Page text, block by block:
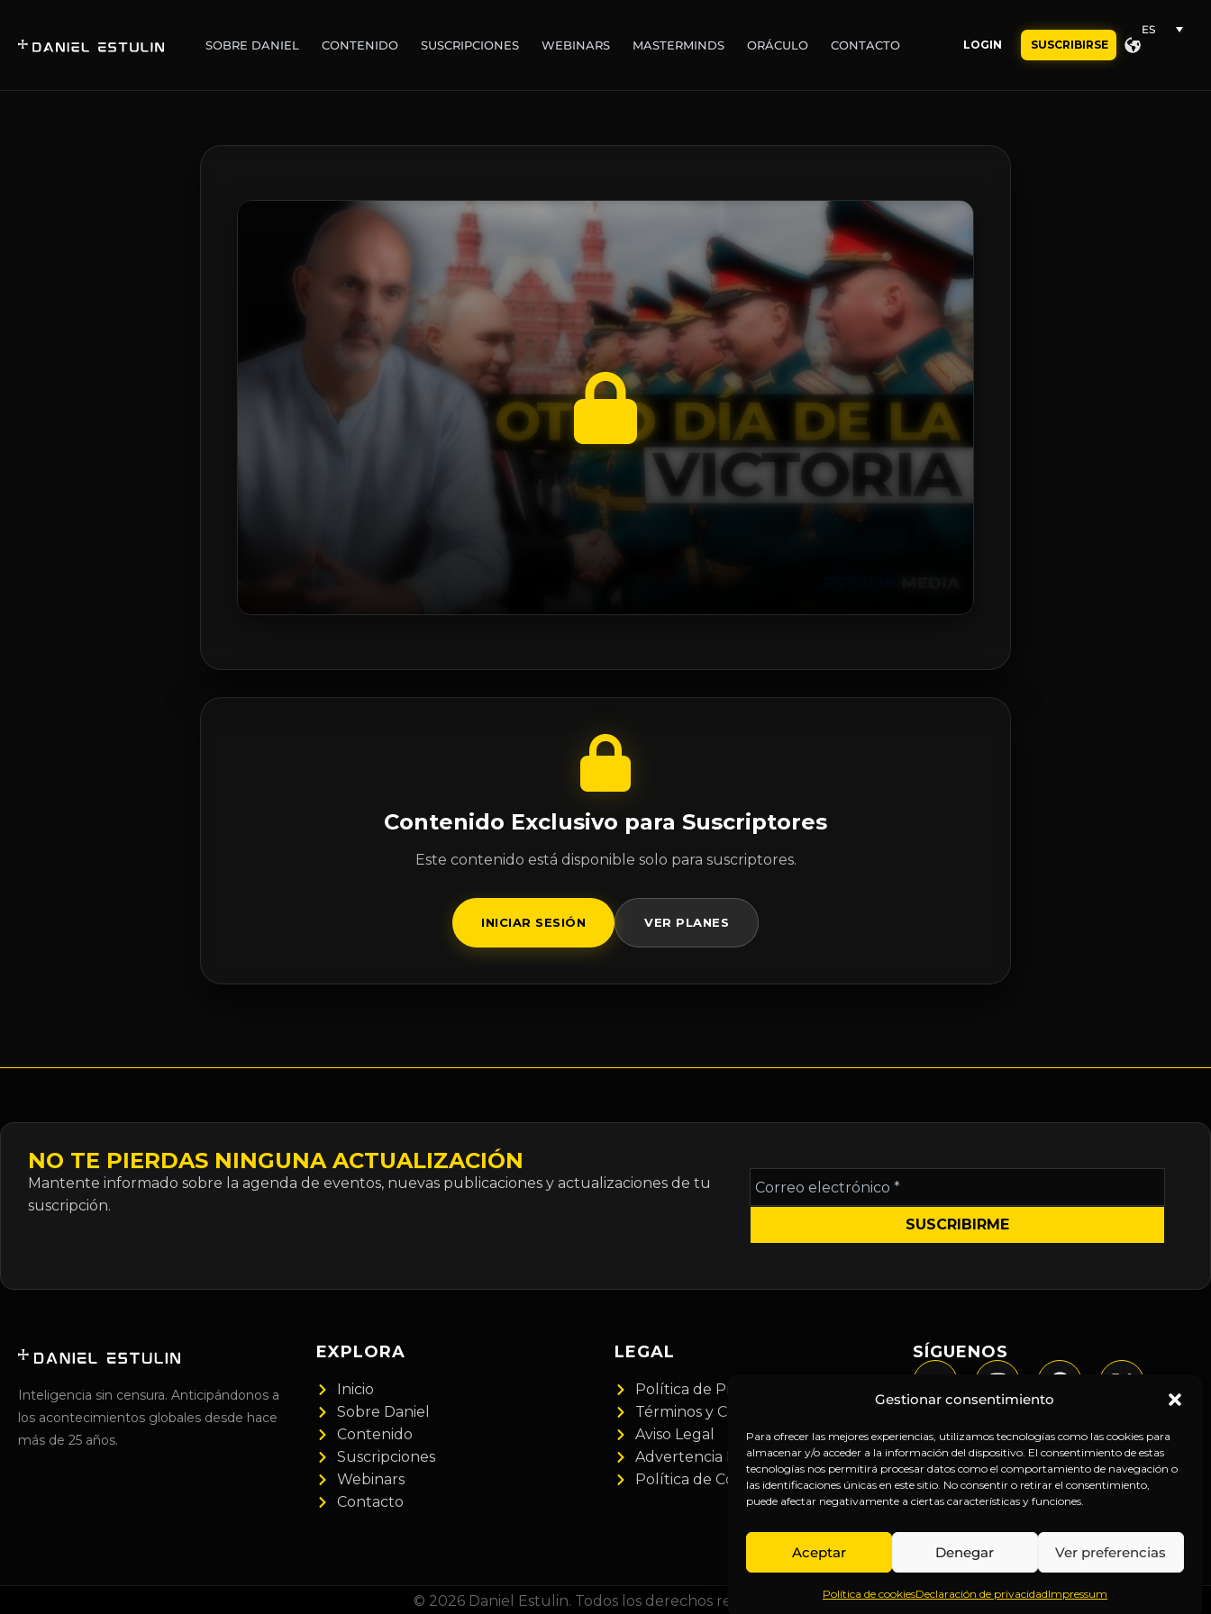
Gestionar consentimiento
Para ofrecer las mejores experiencias, utilizamos tecnologías como las cookies para
almacenar y/o acceder a la información del dispositivo. El consentimiento de estas
tecnologías nos permitirá procesar datos como el comportamiento de navegación o
las identificaciones únicas en este sitio. No consentir o retirar el consentimiento,
puede afectar negativamente a ciertas características y funciones.
Aceptar Denegar Ver preferencias
Política de cookiesDeclaración de privacidadImpressum
SOBRE DANIEL CONTENIDO SUSCRIPCIONES WEBINARS MASTERMINDS ORÁCULO CONTACTO LOGIN SUSCRIBIRSE
ES
Contenido Exclusivo para Suscriptores
Este contenido está disponible solo para suscriptores.
INICIAR SESIÓN VER PLANES
NO TE PIERDAS NINGUNA ACTUALIZACIÓN
Mantente informado sobre la agenda de eventos, nuevas publicaciones y actualizaciones de tu
suscripción.
Correo
electrónico
*
Inteligencia sin censura. Anticipándonos a
los acontecimientos globales desde hace
más de 25 años.
EXPLORA
Inicio
Sobre Daniel
Contenido
Suscripciones
Webinars
Contacto
LEGAL
Política de Privacidad
Términos y Condiciones
Aviso Legal
Advertencia Financiera
Política de Cookies
SÍGUENOS
© 2026 Daniel Estulin. Todos los derechos reservados.